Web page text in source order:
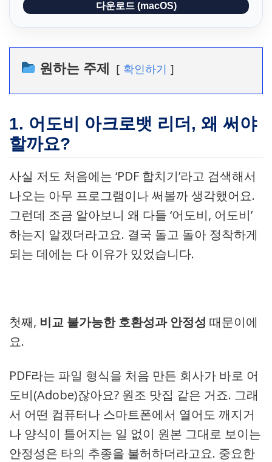
다운로드 (macOS)
원하는 주제 확인하기
1. 어도비 아크로뱃 리더, 왜 써야
할까요?
사실 저도 처음에는 ‘PDF 합치기’라고 검색해서
나오는 아무 프로그램이나 써볼까 생각했어요.
그런데 조금 알아보니 왜 다들 ‘어도비, 어도비’
하는지 알겠더라고요. 결국 돌고 돌아 정착하게
되는 데에는 다 이유가 있었습니다.
첫째, 비교 불가능한 호환성과 안정성 때문이에
요.
PDF라는 파일 형식을 처음 만든 회사가 바로 어
도비(Adobe)잖아요? 원조 맛집 같은 거죠. 그래
서 어떤 컴퓨터나 스마트폰에서 열어도 깨지거
나 양식이 틀어지는 일 없이 원본 그대로 보이는
안정성은 타의 추종을 불허하더라고요. 중요한